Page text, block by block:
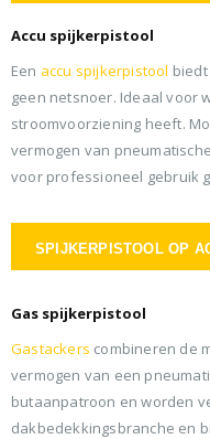
Accu spijkerpistool
Een accu spijkerpistool
geen netsnoer. Ideaal voor
stroomvoorziening heeft.
vermogen van
voor professioneel gebruik
SPIJKERPISTOOL OP
Gas spijkerpistool
Gastackers combineren de
vermogen van een
butaanpatroon en worden
dakbedekkingsbranche en